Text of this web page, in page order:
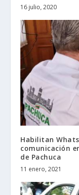
16 julio, 2020
Habilitan
comunicación
de Pachuca
11 enero, 2021